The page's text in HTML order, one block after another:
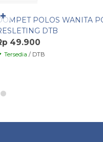
POLOS WANITA
DTB
49.900
Tersedia / DTB
✚